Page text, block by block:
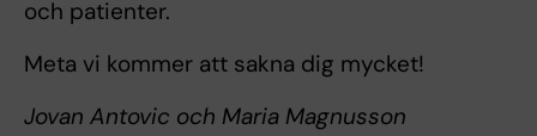
och patienter.
Meta vi kommer att sakna dig mycket!
Jovan Antovic och Maria Magnusson